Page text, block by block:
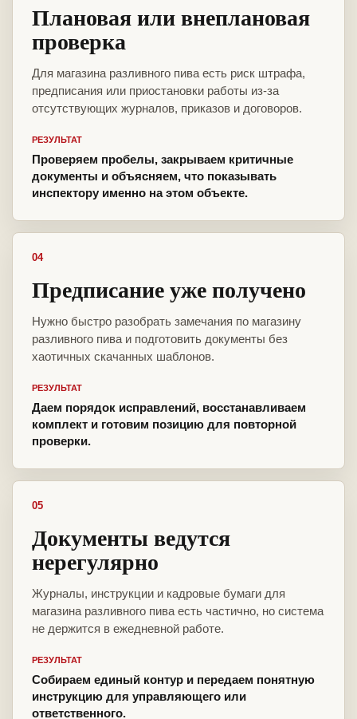
Плановая или внеплановая
проверка
Для магазина разливного пива есть риск штрафа,
предписания или приостановки работы из-за
отсутствующих журналов, приказов и договоров.
РЕЗУЛЬТАТ
Проверяем пробелы, закрываем критичные
документы и объясняем, что показывать
инспектору именно на этом объекте.
04
Предписание уже получено
Нужно быстро разобрать замечания по магазину
разливного пива и подготовить документы без
хаотичных скачанных шаблонов.
РЕЗУЛЬТАТ
Даем порядок исправлений, восстанавливаем
комплект и готовим позицию для повторной
проверки.
05
Документы ведутся
нерегулярно
Журналы, инструкции и кадровые бумаги для
магазина разливного пива есть частично, но система
не держится в ежедневной работе.
РЕЗУЛЬТАТ
Собираем единый контур и передаем понятную
инструкцию для управляющего или
ответственного.